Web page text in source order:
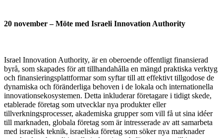
20 november – Möte med Israeli Innovation Authority
Israel Innovation Authority, är en oberoende offentligt finansierad
byrå, som skapades för att tillhandahålla en mängd praktiska verktyg
och finansieringsplattformar som syftar till att effektivt tillgodose de
dynamiska och föränderliga behoven i de lokala och internationella
innovationsekosystemen. Detta inkluderar företagare i tidigt skede,
etablerade företag som utvecklar nya produkter eller
tillverkningsprocesser, akademiska grupper som vill få ut sina idéer
till marknaden, globala företag som är intresserade av att samarbeta
med israelisk teknik, israeliska företag som söker nya marknader